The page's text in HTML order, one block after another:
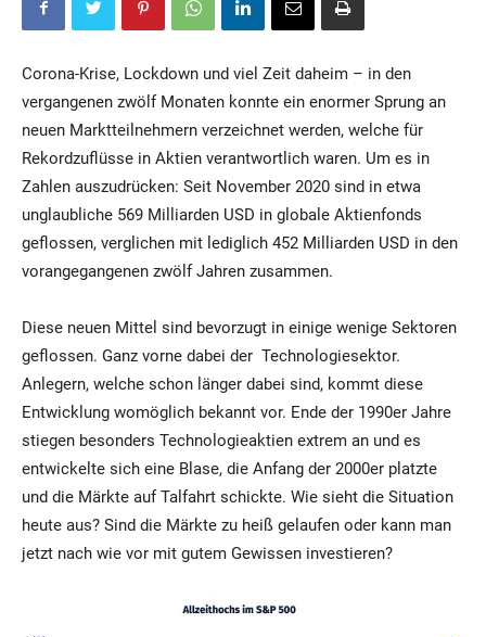
Corona-Krise, Lockdown und viel Zeit daheim – in den
vergangenen zwölf Monaten konnte ein enormer Sprung an
neuen Marktteilnehmern verzeichnet werden, welche für
Rekordzuflüsse in Aktien verantwortlich waren. Um es in
Zahlen auszudrücken: Seit November 2020 sind in etwa
unglaubliche 569 Milliarden USD in globale Aktienfonds
geflossen, verglichen mit lediglich 452 Milliarden USD in den
vorangegangenen zwölf Jahren zusammen.
Diese neuen Mittel sind bevorzugt in einige wenige Sektoren
geflossen. Ganz vorne dabei der Technologiesektor.
Anlegern, welche schon länger dabei sind, kommt diese
Entwicklung womöglich bekannt vor. Ende der 1990er Jahre
stiegen besonders Technologieaktien extrem an und es
entwickelte sich eine Blase, die Anfang der 2000er platzte
und die Märkte auf Talfahrt schickte. Wie sieht die Situation
heute aus? Sind die Märkte zu heiß gelaufen oder kann man
jetzt nach wie vor mit gutem Gewissen investieren?